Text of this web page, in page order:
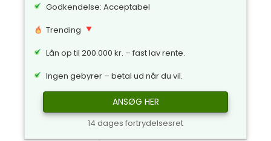
Godkendelse: Acceptabel
Trending
Lån op til 200.000 kr. – fast lav rente.
Ingen gebyrer – betal ud når du vil.
ANSØG HER
14 dages fortrydelsesret